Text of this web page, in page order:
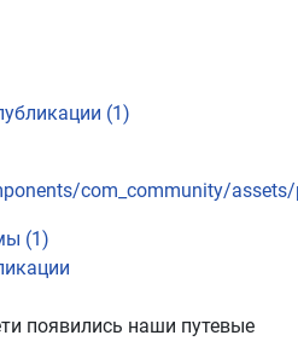
(1)
(1)
появились наши путевые